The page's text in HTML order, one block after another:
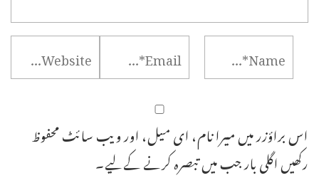
اس براؤزر میں میرا نام، ای میل، اور ویب سائٹ محفوظ
رکھیں اگلی بار جب میں تبصرہ کرنے کےلیے۔